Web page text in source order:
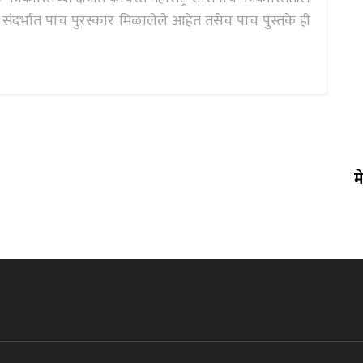
संदर्भात पाच पुरस्कार मिळालेले आहेत तसेच पाच पुस्तके ही